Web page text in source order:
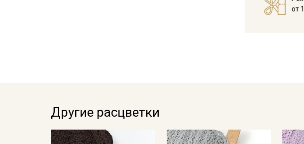
от
Другие расцветки